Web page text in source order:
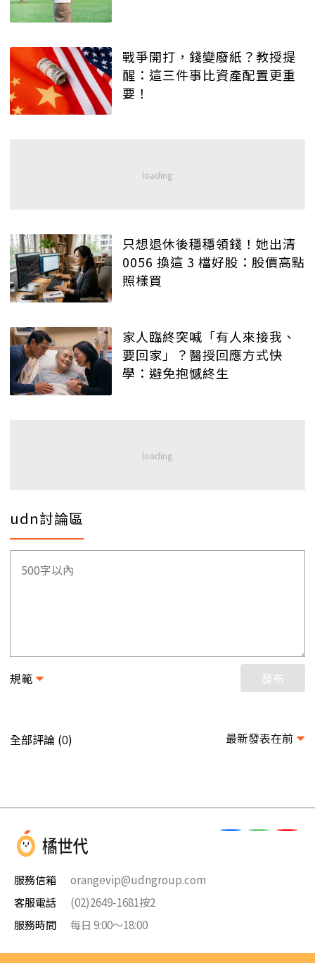
戰爭開打，錢變廢紙？教授提
醒：這三件事比資產配置更重
要！
只想退休後穩穩領錢！她出清
0056 換這 3 檔好股：股價高點
照樣買
家人臨終突喊「有人來接我、
要回家」？醫授回應方式快
學：避免抱憾終生
udn討論區
規範 發布
全部評論 (0) 最新發表在前
服務信箱
orangevip@udngroup.com
客服電話
(02)2649-1681按2
服務時間
每日 9:00～18:00